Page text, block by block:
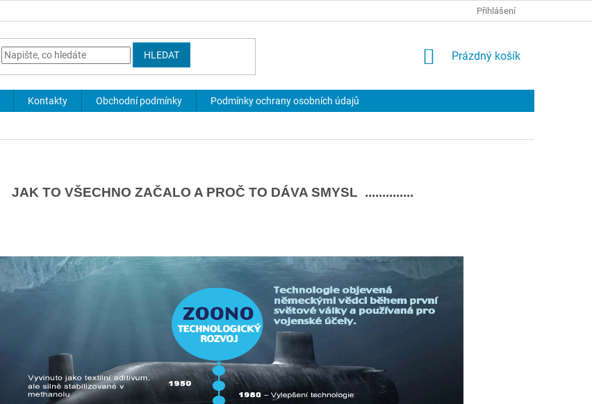
Přihlášení
HLEDAT
NÁKUPNÍ
Prázdný košík
Kontakty Obchodní podmínky Podmínky ochrany osobních údajů
JAK TO VŠECHNO ZAČALO A PROČ TO DÁVA SMYSL ..............